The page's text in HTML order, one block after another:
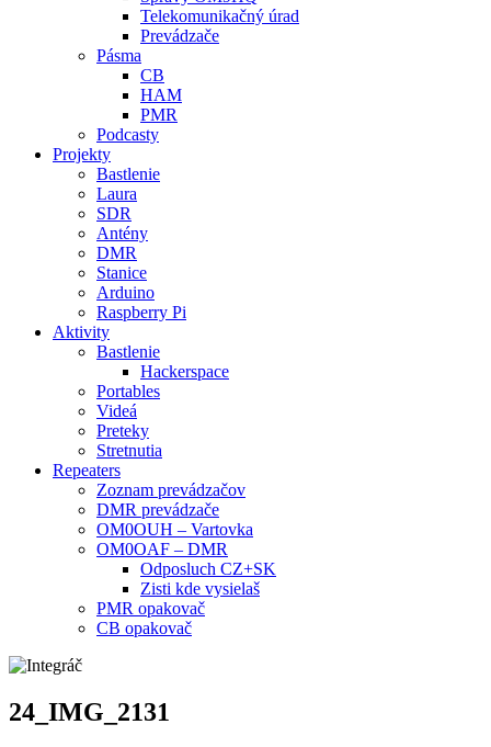
Telekomunikačný úrad
Prevádzače
Pásma
CB
HAM
PMR
Podcasty
Projekty
Bastlenie
Laura
SDR
Antény
DMR
Stanice
Arduino
Raspberry Pi
Aktivity
Bastlenie
Hackerspace
Portables
Videá
Preteky
Stretnutia
Repeaters
Zoznam prevádzačov
DMR prevádzače
OM0OUH – Vartovka
OM0OAF – DMR
Odposluch CZ+SK
Zisti kde vysielaš
PMR opakovač
CB opakovač
24_IMG_2131